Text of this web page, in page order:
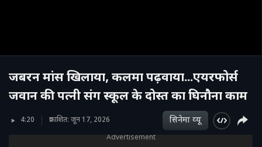
जबरन मांस खिलाया, कलमा पढ़वाया...एयरफोर्स
जवान की पत्नी संग स्कूल के दोस्त का घिनौना काम
4:20 प्रकाशित: जून 17, 2026 सिनेमा व्‍यू
Advertisement